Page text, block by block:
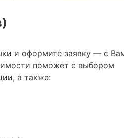
и оформите заявку — с
поможет с выбором
а также: